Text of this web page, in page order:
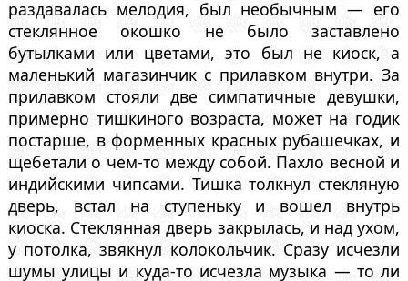
раздавалась мелодия, был необычным — его
стеклянное окошко не было заставлено
бутылками или цветами, это был не киоск, а
маленький магазинчик с прилавком внутри. За
прилавком стояли две симпатичные девушки,
примерно тишкиного возраста, может на годик
постарше, в форменных красных рубашечках, и
щебетали о чем-то между собой. Пахло весной и
индийскими чипсами. Тишка толкнул стекляную
дверь, встал на ступеньку и вошел внутрь
киоска. Стеклянная дверь закрылась, и над ухом,
у потолка, звякнул колокольчик. Сразу исчезли
шумы улицы и куда-то исчезла музыка — то ли